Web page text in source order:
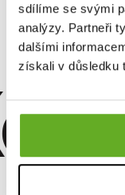
sdílíme se svými
analýzy. Partneři
dalšími
získali v důsledku